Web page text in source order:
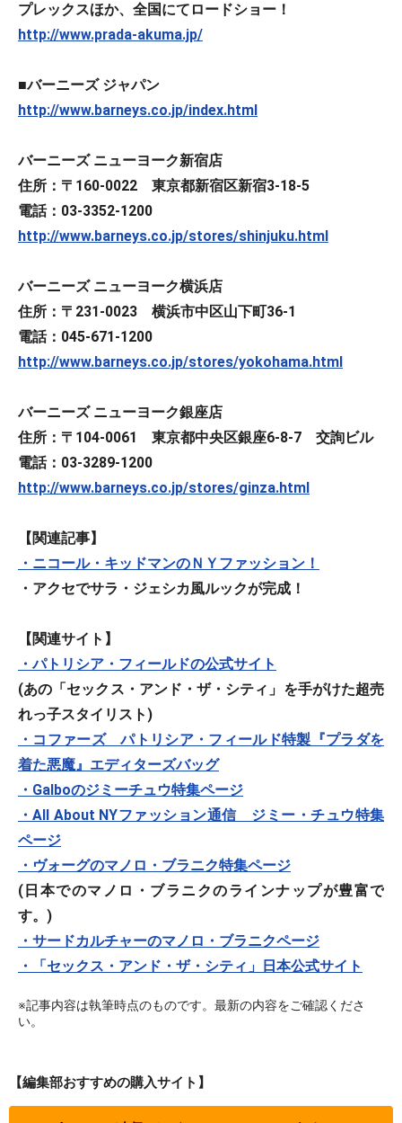
プレックスほか、全国にてロードショー！
http://www.prada-akuma.jp/
■バーニーズ ジャパン
http://www.barneys.co.jp/index.html
バーニーズ ニューヨーク新宿店
住所：〒160-0022 東京都新宿区新宿3-18-5
電話：03-3352-1200
http://www.barneys.co.jp/stores/shinjuku.html
バーニーズ ニューヨーク横浜店
住所：〒231-0023 横浜市中区山下町36-1
電話：045-671-1200
http://www.barneys.co.jp/stores/yokohama.html
バーニーズ ニューヨーク銀座店
住所：〒104-0061 東京都中央区銀座6-8-7 交詢ビル
電話：03-3289-1200
http://www.barneys.co.jp/stores/ginza.html
【関連記事】
・ニコール・キッドマンのＮＹファッション！
・アクセでサラ・ジェシカ風ルックが完成！
【関連サイト】
・パトリシア・フィールドの公式サイト
(あの「セックス・アンド・ザ・シティ」を手がけた超売
れっ子スタイリスト)
・コファーズ パトリシア・フィールド特製『プラダを
着た悪魔』エディターズバッグ
・Galboのジミーチュウ特集ページ
・All About NYファッション通信 ジミー・チュウ特集
ページ
・ヴォーグのマノロ・ブラニク特集ページ
(日本でのマノロ・ブラニクのラインナップが豊富で
す。)
・サードカルチャーのマノロ・ブラニクページ
・「セックス・アンド・ザ・シティ」日本公式サイト
※記事内容は執筆時点のものです。最新の内容をご確認くださ
い。
【編集部おすすめの購入サイト】